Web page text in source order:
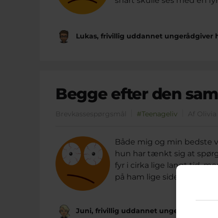
Lukas, frivillig uddannet ungerådgiver
Begge efter den
Brevkassespørgsmål #Teenageliv Af Olivia
Både mig og min bedste
hun har tænkt sig at
fyr i cirka lige langt tid,
på ham lige siden jeg så
Juni, frivillig uddannet ungerådgiver